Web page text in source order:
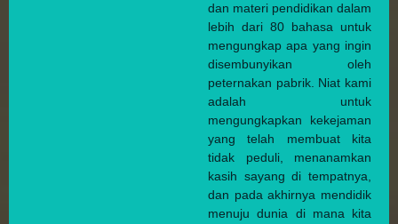
dan materi pendidikan dalam
lebih dari 80 bahasa untuk
mengungkap apa yang ingin
disembunyikan oleh
peternakan pabrik. Niat kami
adalah untuk
mengungkapkan kekejaman
yang telah membuat kita
tidak peduli, menanamkan
kasih sayang di tempatnya,
dan pada akhirnya mendidik
menuju dunia di mana kita